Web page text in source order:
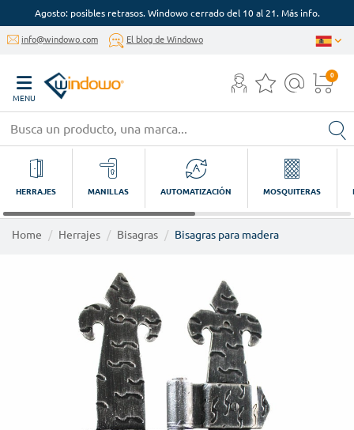
Agosto: posibles retrasos. Windowo cerrado del 10 al 21. Más info.
info@windowo.com El blog de Windowo
MENU
0
HERRAJES MANILLAS AUTOMATIZACIÓN MOSQUITERAS
Home Herrajes Bisagras Bisagras para madera